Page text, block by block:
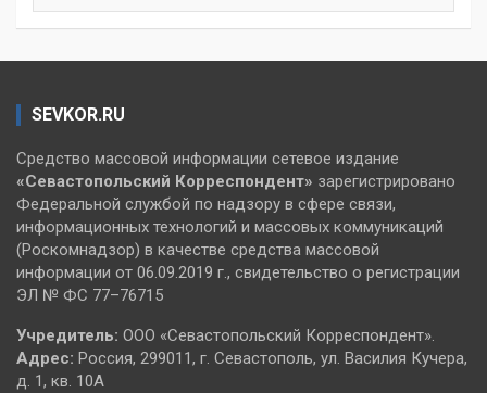
SEVKOR.RU
Средство массовой информации сетевое издание
«Севастопольский Корреспондент» зарегистрировано
Федеральной службой по надзору в сфере связи,
информационных технологий и массовых коммуникаций
(Роскомнадзор) в качестве средства массовой
информации от 06.09.2019 г., свидетельство о регистрации
ЭЛ № ФС 77–76715
Учредитель: ООО «Севастопольский Корреспондент».
Адрес: Россия, 299011, г. Севастополь, ул. Василия Кучера,
д. 1, кв. 10А